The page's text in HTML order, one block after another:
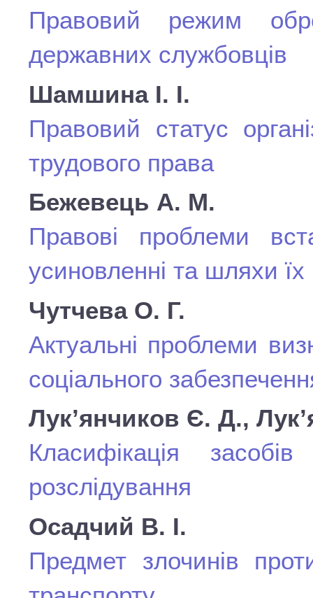
Правовий режим
державних службовців
Шамшина І. І.
Правовий статус
трудового права
Бежевець А. М.
Правові проблеми
усиновленні та шляхи
Чутчева О. Г.
Актуальні проблеми
соціального
Лук’янчиков Є. Д.,
Класифікація
розслідування
Осадчий В. І.
Предмет злочинів